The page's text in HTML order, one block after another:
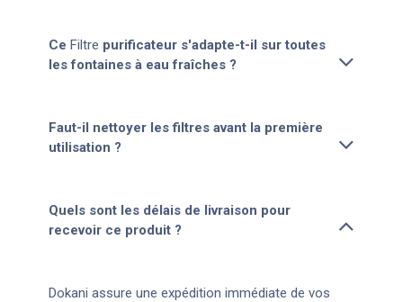
Ce Filtre purificateur s'adapte-t-il sur toutes
les fontaines à eau fraîches ?
Faut-il nettoyer les filtres avant la première
utilisation ?
Quels sont les délais de livraison pour
recevoir ce produit ?
Dokani assure une expédition immédiate de vos